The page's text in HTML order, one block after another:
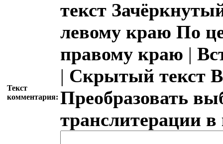
Текст
комментария:
текст
левому краю По
правому краю |
| Скрытый текст
Преобразовать
транслитерации